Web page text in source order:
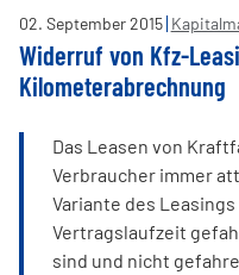
von
auf
02. September2015
Widerruf von Kfz-
Kilometerabrechnung
Das Leasen von
Verbraucher immer
Variante des
Vertragslaufzeit
sind und nicht